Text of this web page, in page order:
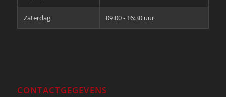
Zaterdag 09:00 - 16:30 uur
CONTACTGEGEVENS